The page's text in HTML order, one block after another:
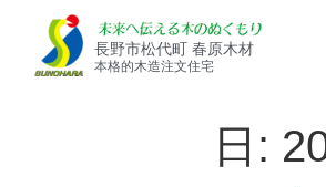
長野市松代町 春原木材
本格的木造注文住宅
日: